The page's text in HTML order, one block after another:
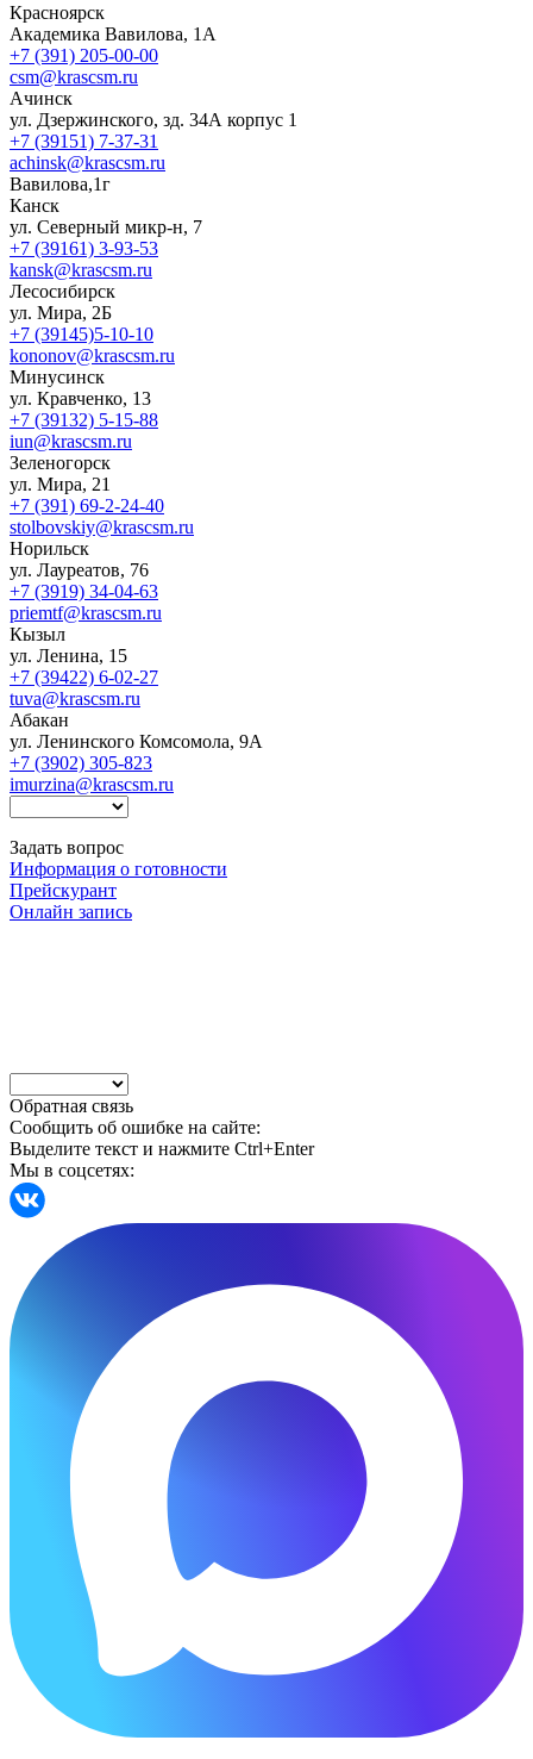
Красноярск
Академика Вавилова, 1А
+7 (391) 205-00-00
csm@krascsm.ru
Ачинск
ул. Дзержинского, зд. 34А корпус 1
+7 (39151) 7-37-31
achinsk@krascsm.ru
Вавилова,1г
Канск
ул. Северный микр-н, 7
+7 (39161) 3-93-53
kansk@krascsm.ru
Лесосибирск
ул. Мира, 2Б
+7 (39145)5-10-10
kononov@krascsm.ru
Минусинск
ул. Кравченко, 13
+7 (39132) 5-15-88
iun@krascsm.ru
Зеленогорск
ул. Мира, 21
+7 (391) 69-2-24-40
stolbovskiy@krascsm.ru
Норильск
ул. Лауреатов, 76
+7 (3919) 34-04-63
priemtf@krascsm.ru
Кызыл
ул. Ленина, 15
+7 (39422) 6-02-27
tuva@krascsm.ru
Абакан
ул. Ленинского Комсомола, 9А
+7 (3902) 305-823
imurzina@krascsm.ru
Задать вопрос
Информация о готовности
Прейскурант
Онлайн запись
Обратная связь
Сообщить об ошибке на сайте:
Выделите текст и нажмите Ctrl+Enter
Мы в соцсетях: